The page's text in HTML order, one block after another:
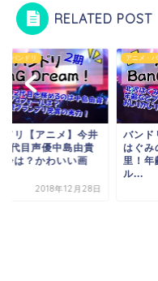
RELATED POST
・バンドリ
ドリ【アニメ】今井
2代目声優中島由貴
齢は？かわいい画
2018年12月28日
アニメ・
バンド
はぐみ
里！年
ル...